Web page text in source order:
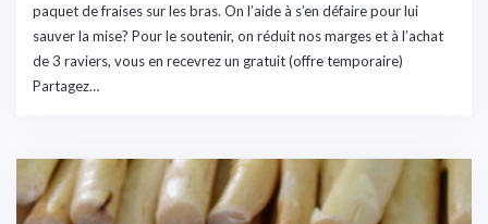
paquet de fraises sur les bras. On l’aide à s’en défaire pour lui
sauver la mise? Pour le soutenir, on réduit nos marges et à l’achat
de 3 raviers, vous en recevrez un gratuit (offre temporaire)
Partagez…